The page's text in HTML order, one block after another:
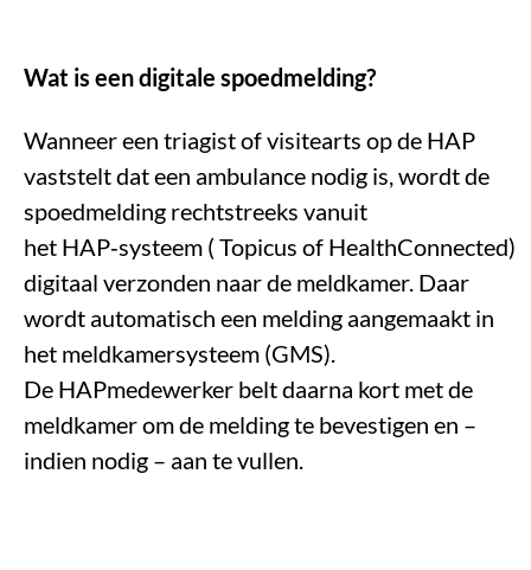
Wat is een digitale spoedmelding?
Wanneer een triagist of visitearts op de HAP
vaststelt dat een ambulance nodig is, wordt de
spoedmelding rechtstreeks vanuit
het HAP‑systeem ( Topicus of HealthConnected)
digitaal verzonden naar de meldkamer. Daar
wordt automatisch een melding aangemaakt in
het meldkamersysteem (GMS).
De HAPmedewerker belt daarna kort met de
meldkamer om de melding te bevestigen en –
indien nodig – aan te vullen.